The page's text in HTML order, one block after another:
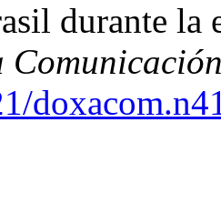
durante la